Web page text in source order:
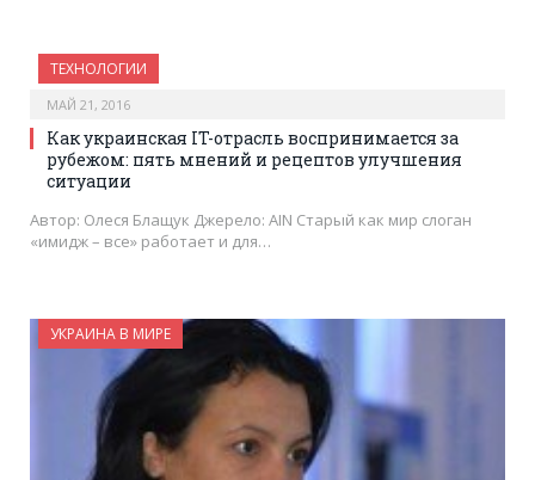
ТЕХНОЛОГИИ
МАЙ 21, 2016
Как украинская IT-отрасль воспринимается за
рубежом: пять мнений и рецептов улучшения
ситуации
Автор: Олеся Блащук Джерело: AIN Старый как мир слоган
«имидж – все» работает и для…
УКРАИНА В МИРЕ